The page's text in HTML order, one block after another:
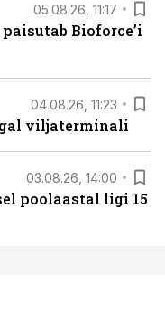
05.08.26, 11:17
Bioforce’i
04.08.26, 11:23
viljaterminali
03.08.26, 14:00
poolaastal ligi 15